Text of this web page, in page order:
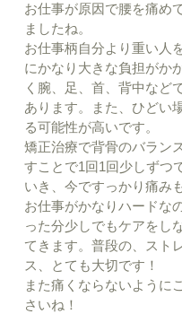
お仕事が原因で腰を痛め
ましたね。
お仕事柄自分より重い人
にかなり大きな負担がか
く腕、足、首、背中など
あります。また、ひどい
る可能性が高いです。
矯正治療で背骨のバラン
すことで1回1回少しずつ
いき、今ですっかり痛み
お仕事がかなりハードな
った分少しでもケアをし
てきます。普段の、スト
ス、とても大切です！
また痛くならないように
さいね！